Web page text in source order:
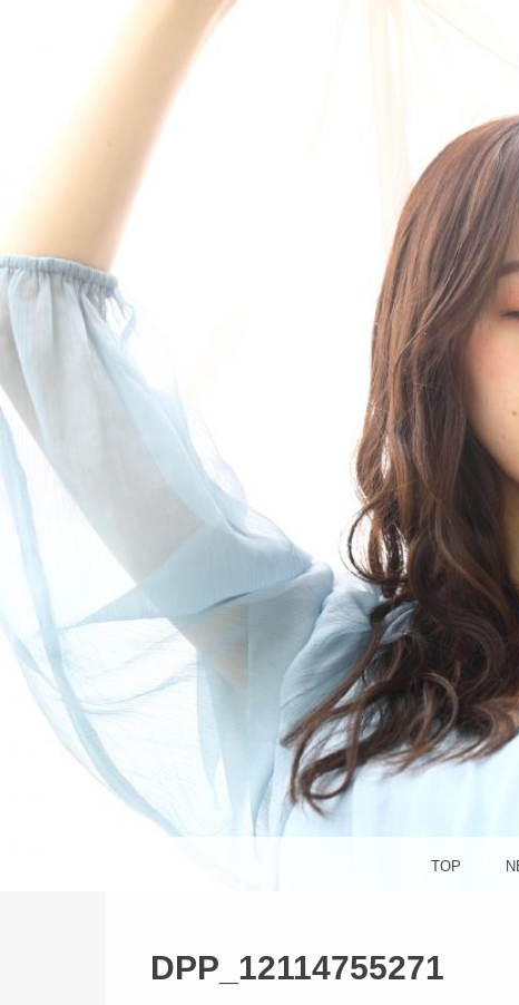
杉並区
TOP
DPP_12114755271